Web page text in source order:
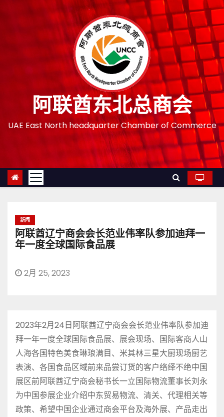
阿联酋东北总商会
UAE East North headquarter Chamber of Commerce
新闻
阿联酋辽宁商会会长范业伟率队参加迪拜一
年一度全球国际食品展
2月 25, 2023
2023年2月24日阿联酋辽宁商会会长范业伟率队参加迪
拜一年一度全球国际食品展、展会现场、国际客商人山
人海各国特色美食琳琅满目、米其林三星大厨现场厨艺
表演、各国食品区域前来品尝订货的客户络绎不绝中国
展区前阿联酋辽宁商会秘书长一立国际物流董事长刘永
为中国参展企业介绍中东贸易物流、清关、代理相关等
政策、希望中国企业通过商会平台及海外展、产品走出